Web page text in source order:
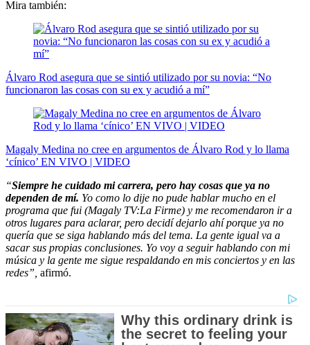
Mira también:
Álvaro Rod asegura que se sintió utilizado por su novia: “No
funcionaron las cosas con su ex y acudió a mí”
Magaly Medina no cree en argumentos de Álvaro Rod y lo llama
‘cínico’ EN VIVO | VIDEO
“Siempre he cuidado mi carrera, pero hay cosas que ya no
dependen de mí. Yo como lo dije no pude hablar mucho en el
programa que fui (Magaly TV:La Firme) y me recomendaron ir a
otros lugares para aclarar, pero decidí dejarlo ahí porque ya no
quería que se siga hablando más del tema. La gente igual va a
sacar sus propias conclusiones. Yo voy a seguir hablando con mi
música y la gente me sigue respaldando en mis conciertos y en las
redes”, afirmó.